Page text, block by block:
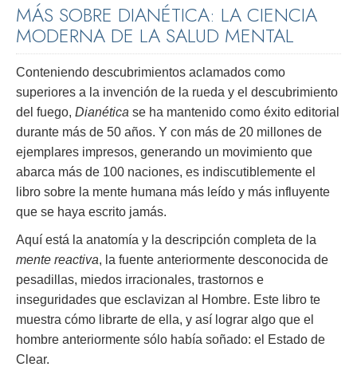
MÁS SOBRE DIANÉTICA: LA CIENCIA
MODERNA DE LA SALUD MENTAL
Conteniendo descubrimientos aclamados como
superiores a la invención de la rueda y el descubrimiento
del fuego, Dianética se ha mantenido como éxito editorial
durante más de 50 años. Y con más de 20 millones de
ejemplares impresos, generando un movimiento que
abarca más de 100 naciones, es indiscutiblemente el
libro sobre la mente humana más leído y más influyente
que se haya escrito jamás.
Aquí está la anatomía y la descripción completa de la
mente reactiva, la fuente anteriormente desconocida de
pesadillas, miedos irracionales, trastornos e
inseguridades que esclavizan al Hombre. Este libro te
muestra cómo librarte de ella, y así lograr algo que el
hombre anteriormente sólo había soñado: el Estado de
Clear.